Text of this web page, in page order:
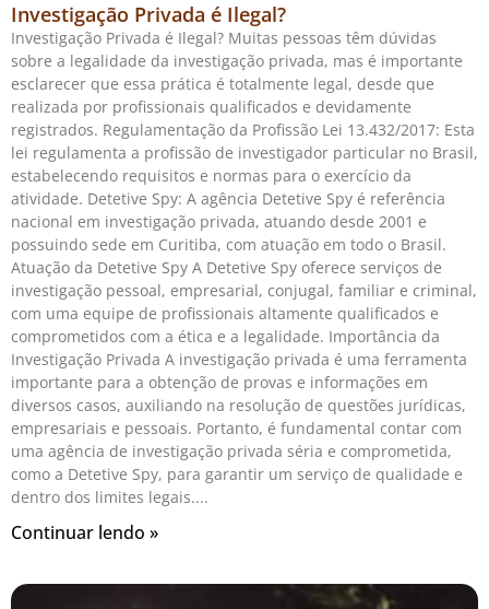
Investigação Privada é Ilegal?
Investigação Privada é Ilegal? Muitas pessoas têm dúvidas
sobre a legalidade da investigação privada, mas é importante
esclarecer que essa prática é totalmente legal, desde que
realizada por profissionais qualificados e devidamente
registrados. Regulamentação da Profissão Lei 13.432/2017: Esta
lei regulamenta a profissão de investigador particular no Brasil,
estabelecendo requisitos e normas para o exercício da
atividade. Detetive Spy: A agência Detetive Spy é referência
nacional em investigação privada, atuando desde 2001 e
possuindo sede em Curitiba, com atuação em todo o Brasil.
Atuação da Detetive Spy A Detetive Spy oferece serviços de
investigação pessoal, empresarial, conjugal, familiar e criminal,
com uma equipe de profissionais altamente qualificados e
comprometidos com a ética e a legalidade. Importância da
Investigação Privada A investigação privada é uma ferramenta
importante para a obtenção de provas e informações em
diversos casos, auxiliando na resolução de questões jurídicas,
empresariais e pessoais. Portanto, é fundamental contar com
uma agência de investigação privada séria e comprometida,
como a Detetive Spy, para garantir um serviço de qualidade e
dentro dos limites legais.
Continuar lendo »